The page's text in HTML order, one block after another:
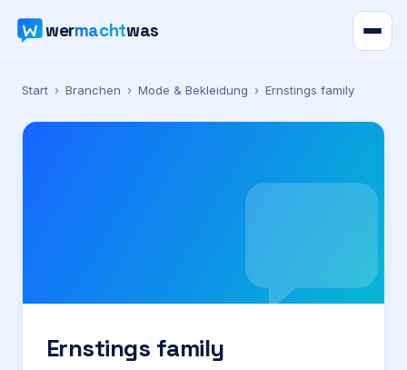
wermachtwas
Verzeichnis
Karte
Preise
Start › Branchen › Mode & Bekleidung › Ernstings family
Ernstings family